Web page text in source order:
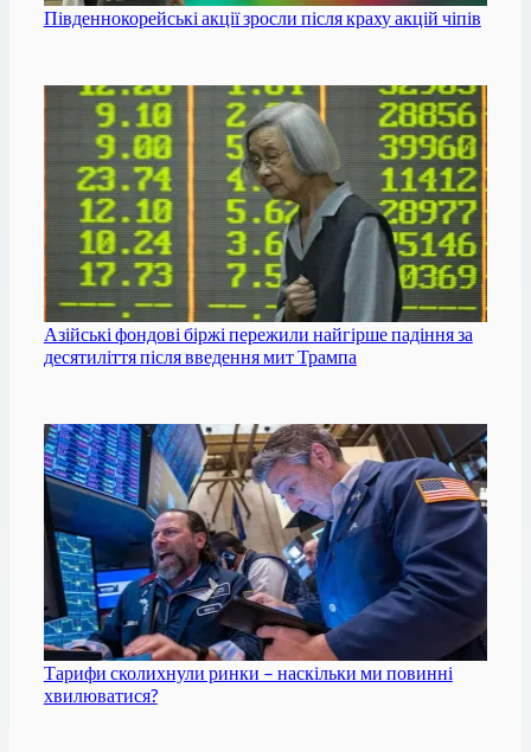
Південнокорейські акції зросли після краху акцій чіпів
Азійські фондові біржі пережили найгірше падіння за
десятиліття після введення мит Трампа
Тарифи сколихнули ринки – наскільки ми повинні
хвилюватися?